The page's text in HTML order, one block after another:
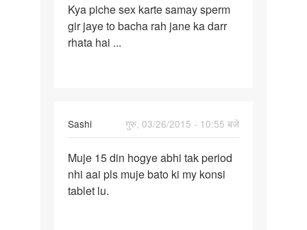
Kya
piche
sex
Kya piche sex karte samay sperm
gir jaye to bacha rah jane ka darr
rhata hai ...
Sashi
गुरु, 03/26/2015 - 10:55 बजे
Muje
15
din
Muje 15 din hogye abhi tak period
nhi aai pls muje bato ki my konsi
tablet lu.